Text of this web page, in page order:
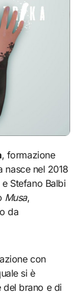
, formazione
nasce nel 2018
Stefano Balbi
Musa,
da
con
si è
brano e di